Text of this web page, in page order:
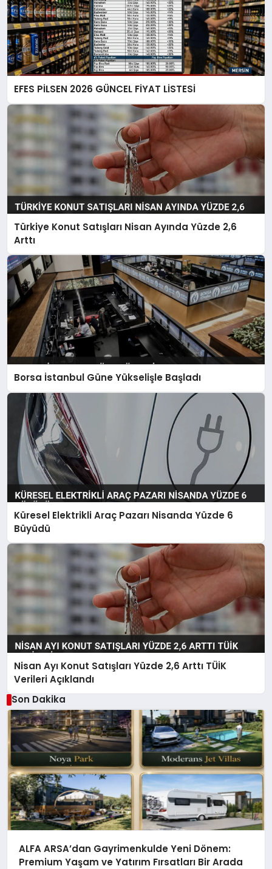
EFES PİLSEN 2026 GÜNCEL FİYAT LİSTESİ
Türkiye Konut Satışları Nisan Ayında Yüzde 2,6
Arttı
Borsa İstanbul Güne Yükselişle Başladı
Küresel Elektrikli Araç Pazarı Nisanda Yüzde 6
Büyüdü
Nisan Ayı Konut Satışları Yüzde 2,6 Arttı TÜİK
Verileri Açıklandı
Son Dakika
ALFA ARSA’dan Gayrimenkulde Yeni Dönem:
Premium Yaşam ve Yatırım Fırsatları Bir Arada